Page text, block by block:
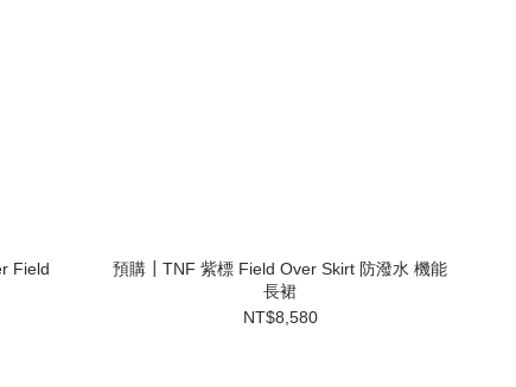
Field
預購┃TNF 紫標 Field Over Skirt 防潑水 機能
長裙
NT$8,580